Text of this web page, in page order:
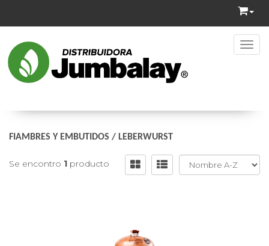
FIAMBRES Y EMBUTIDOS / LEBERWURST
Se encontro 1 producto